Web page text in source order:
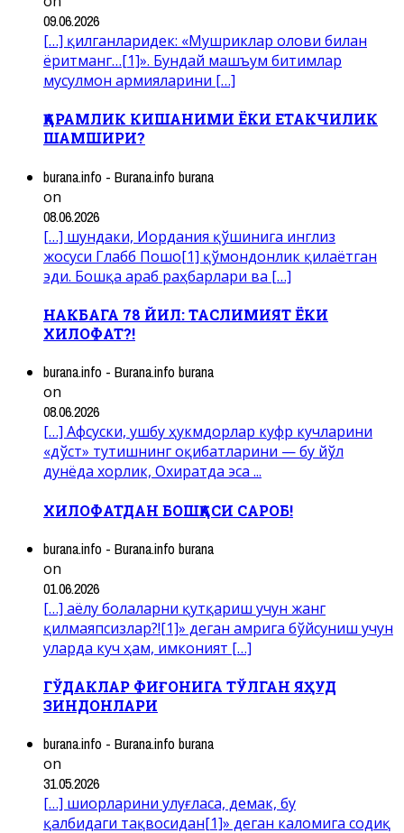
09.06.2026
[…] қилганларидек: «Мушриклар олови билан
ёритманг…[1]». Бундай машъум битимлар
мусулмон армияларини […]
ҚАРАМЛИК КИШАНИМИ ЁКИ ЕТАКЧИЛИК
ШАМШИРИ?
burana.info - Burana.info burana
on
08.06.2026
[…] шундаки, Иордания қўшинига инглиз
жосуси Глабб Пошо[1] қўмондонлик қилаётган
эди. Бошқа араб раҳбарлари ва […]
НАКБАГА 78 ЙИЛ: ТАСЛИМИЯТ ЁКИ
ХИЛОФАТ?!
burana.info - Burana.info burana
on
08.06.2026
[…] Афсуски, ушбу ҳукмдорлар куфр кучларини
«дўст» тутишнинг оқибатларини — бу йўл
дунёда хорлик, Охиратда эса ...
ХИЛОФАТДАН БОШҚАСИ САРОБ!
burana.info - Burana.info burana
on
01.06.2026
[…] аёлу болаларни қутқариш учун жанг
қилмаяпсизлар?![1]» деган амрига бўйсуниш учун
уларда куч ҳам, имконият […]
ГЎДАКЛАР ФИҒОНИГА ТЎЛГАН ЯҲУД
ЗИНДОНЛАРИ
burana.info - Burana.info burana
on
31.05.2026
[…] шиорларини улуғласа, демак, бу
қалбидаги тақвосидан[1]» деган каломига содиқ